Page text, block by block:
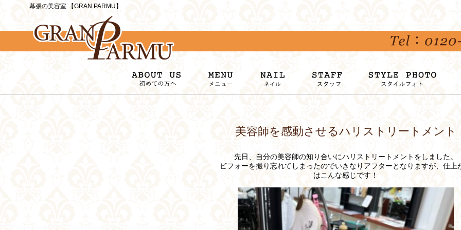
幕張の美容室 【GRAN PARMU】
美容師を感動させるハリストリートメント
先日、自分の美容師の知り合いにハリストリートメントをしました。
ビフォーを撮り忘れてしまったのでいきなりアフターとなりますが、仕上
はこんな感じです！